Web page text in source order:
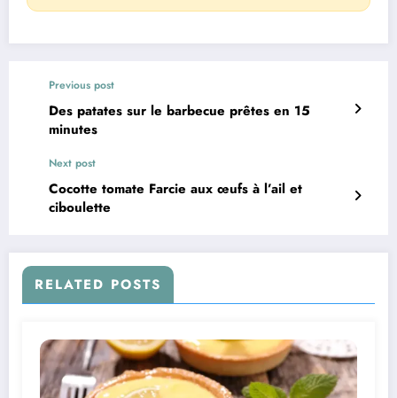
Previous post
Des patates sur le barbecue prêtes en 15
minutes
Next post
Cocotte tomate Farcie aux œufs à l’ail et
ciboulette
RELATED POSTS